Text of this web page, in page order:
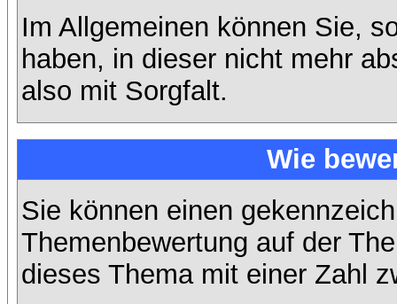
Im Allgemeinen können Sie,
haben, in dieser nicht mehr
also mit Sorgfalt.
Wie
Sie können einen
Themenbewertung auf der
dieses Thema mit einer Zahl